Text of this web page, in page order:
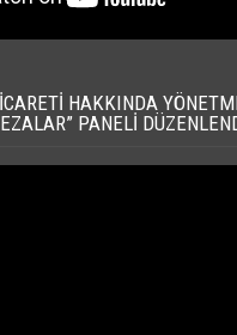
HAKKINDA
PANELI